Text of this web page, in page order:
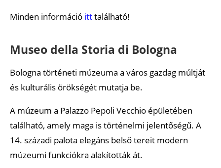
Minden információ itttalálható!
Museo della Storia di Bologna
Bologna történeti múzeuma a város gazdag múltját
és kulturális örökségét mutatja be.
A múzeum a Palazzo Pepoli Vecchio épületében
található, amely maga is történelmi jelentőségű. A
14. századi palota elegáns belső tereit modern
múzeumi funkciókra alakították át.